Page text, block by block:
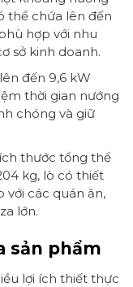
thể chứa lên đến
hợp với nhu
sở kinh doanh.
đến 9,6 kW
thời gian nướng
chóng và giữ
thước tổng thể
kg, lò có thiết
với các quán ăn,
lớn.
sản phẩm
lợi ích thiết thực